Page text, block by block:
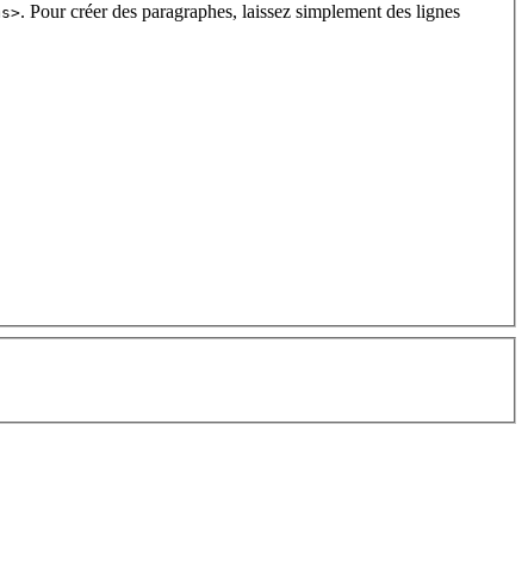
. Pour créer des paragraphes, laissez simplement des lignes